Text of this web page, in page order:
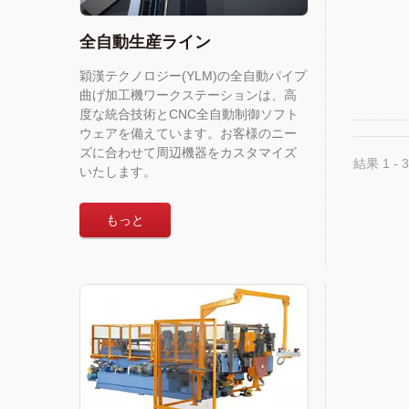
全自動生産ライン
穎漢テクノロジー(YLM)の全自動パイプ
曲げ加工機ワークステーションは、高
度な統合技術とCNC全自動制御ソフト
ウェアを備えています。お客様のニー
ズに合わせて周辺機器をカスタマイズ
いたします。
もっと
結果 1 -